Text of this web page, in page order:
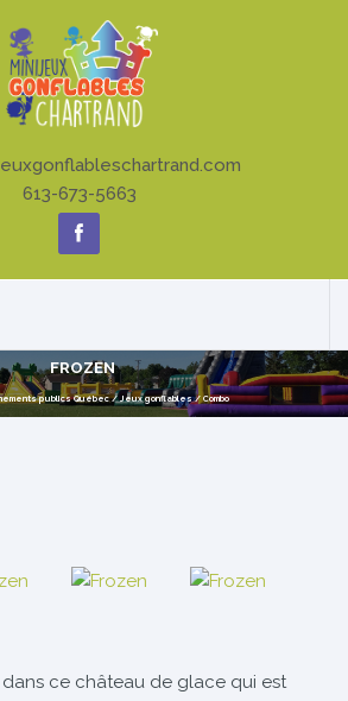
613-673-5663
FROZEN
publics Québec/Jeux gonflables/ Combo
dans ce château de glace qui est